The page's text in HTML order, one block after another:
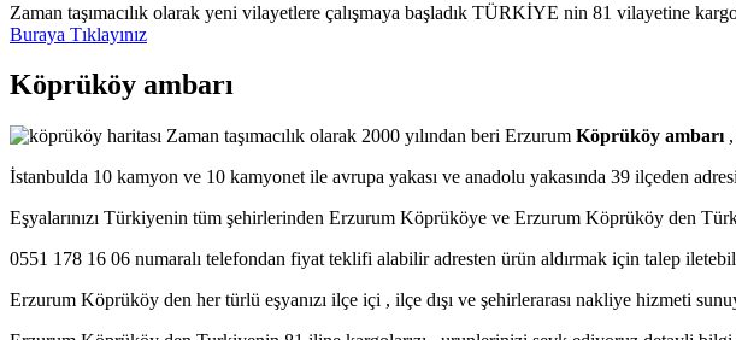
Zaman taşımacılık olarak yeni vilayetlere çalışmaya başladık TÜRKİYE nin 81 vilayetine
Buraya Tıklayınız
Köprüköy ambarı
Zaman taşımacılık olarak 2000 yılından beri Erzurum Köprüköy ambarı
İstanbulda 10 kamyon ve 10 kamyonet ile avrupa yakası ve anadolu yakasında 39 ilçeden
Eşyalarınızı Türkiyenin tüm şehirlerinden Erzurum Köprüköye ve Erzurum Köprüköy den
0551 178 16 06 numaralı telefondan fiyat teklifi alabilir adresten ürün aldırmak için talep
Erzurum Köprüköy den her türlü eşyanızı ilçe içi , ilçe dışı ve şehirlerarası nakliye hizmeti